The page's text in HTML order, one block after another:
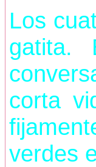
Los
gatita.
corta
verdes